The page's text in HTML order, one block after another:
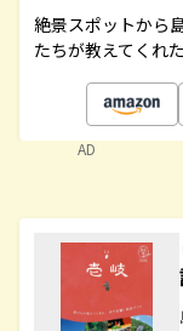
絶景スポットから
たちが教えてくれ
AD